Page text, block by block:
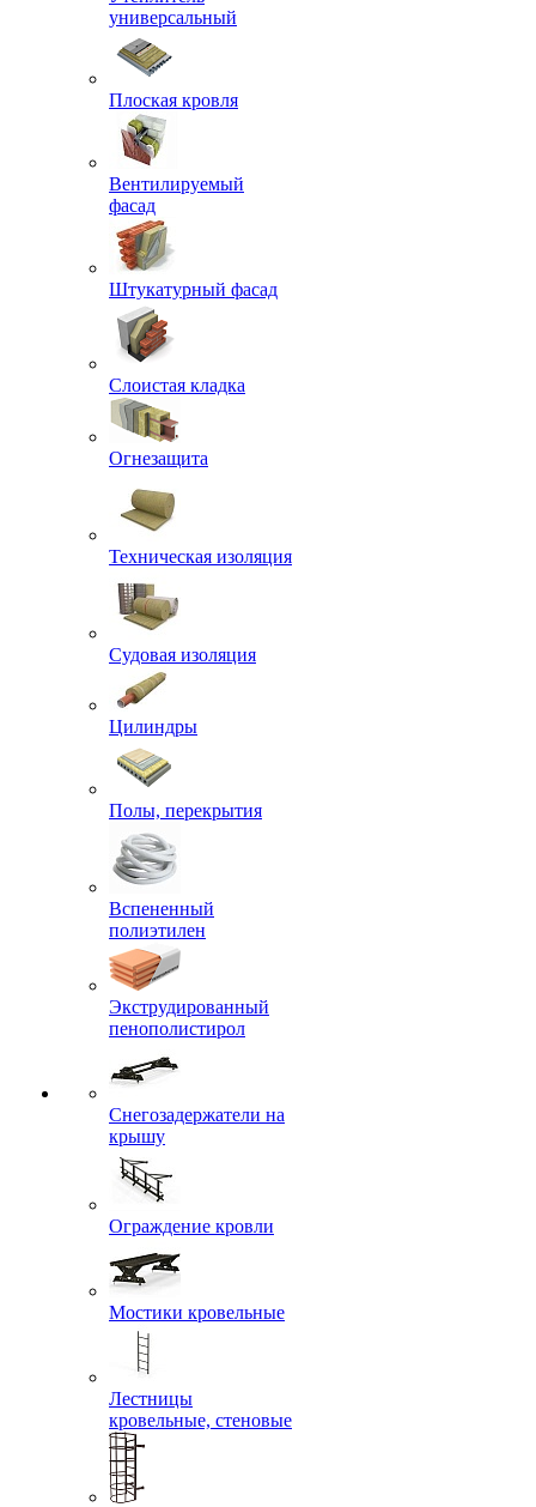
универсальный
Плоская кровля
Вентилируемый
фасад
Штукатурный фасад
Слоистая кладка
Огнезащита
Техническая изоляция
Судовая изоляция
Цилиндры
Полы, перекрытия
Вспененный
полиэтилен
Экструдированный
пенополистирол
Снегозадержатели на
крышу
Ограждение кровли
Мостики кровельные
Лестницы
кровельные, стеновые